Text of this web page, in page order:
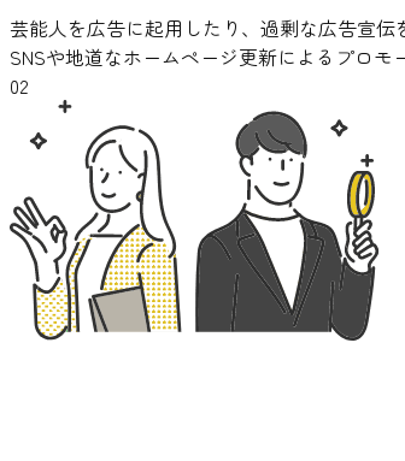
芸能人を広告に起用したり、過剰な広告宣
SNSや地道なホームページ更新によるプロモ
02